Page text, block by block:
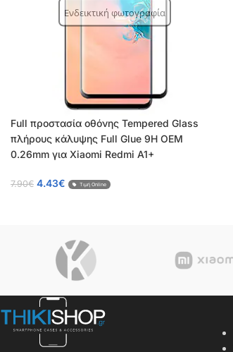
Ενδεικτική φωτογραφία
Full προστασία οθόνης Tempered Glass
πλήρους κάλυψης Full Glue 9H OEM
0.26mm για Xiaomi Redmi A1+
7.90€ 4.43€ Τιμή Online